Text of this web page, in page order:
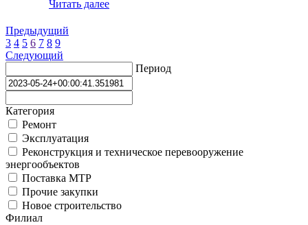
Читать далее
Предыдущий
3 4 5 6 7 8 9
Следующий
Период
Категория
Ремонт
Эксплуатация
Реконструкция и техническое перевооружение
энергообъектов
Поставка МТР
Прочие закупки
Новое строительство
Филиал